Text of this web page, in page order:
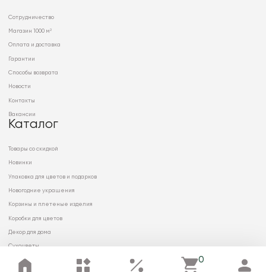
0
Сотрудничество
Магазин 1000 м²
Оплата и доставка
Гарантии
Способы возврата
Новости
Контакты
Вакансии
Каталог
Товары со скидкой
Новинки
Упаковка для цветов и подарков
Новогодние украшения
Корзины и плетеные изделия
Коробки для цветов
Декор для дома
Сухоцветы